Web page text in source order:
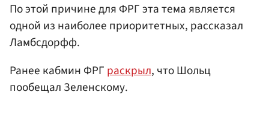
По этой причине для ФРГ эта тема является
одной из наиболее приоритетных, рассказал
Ламбсдорфф.
Ранее кабмин ФРГ раскрыл, что Шольц
пообещал Зеленскому.